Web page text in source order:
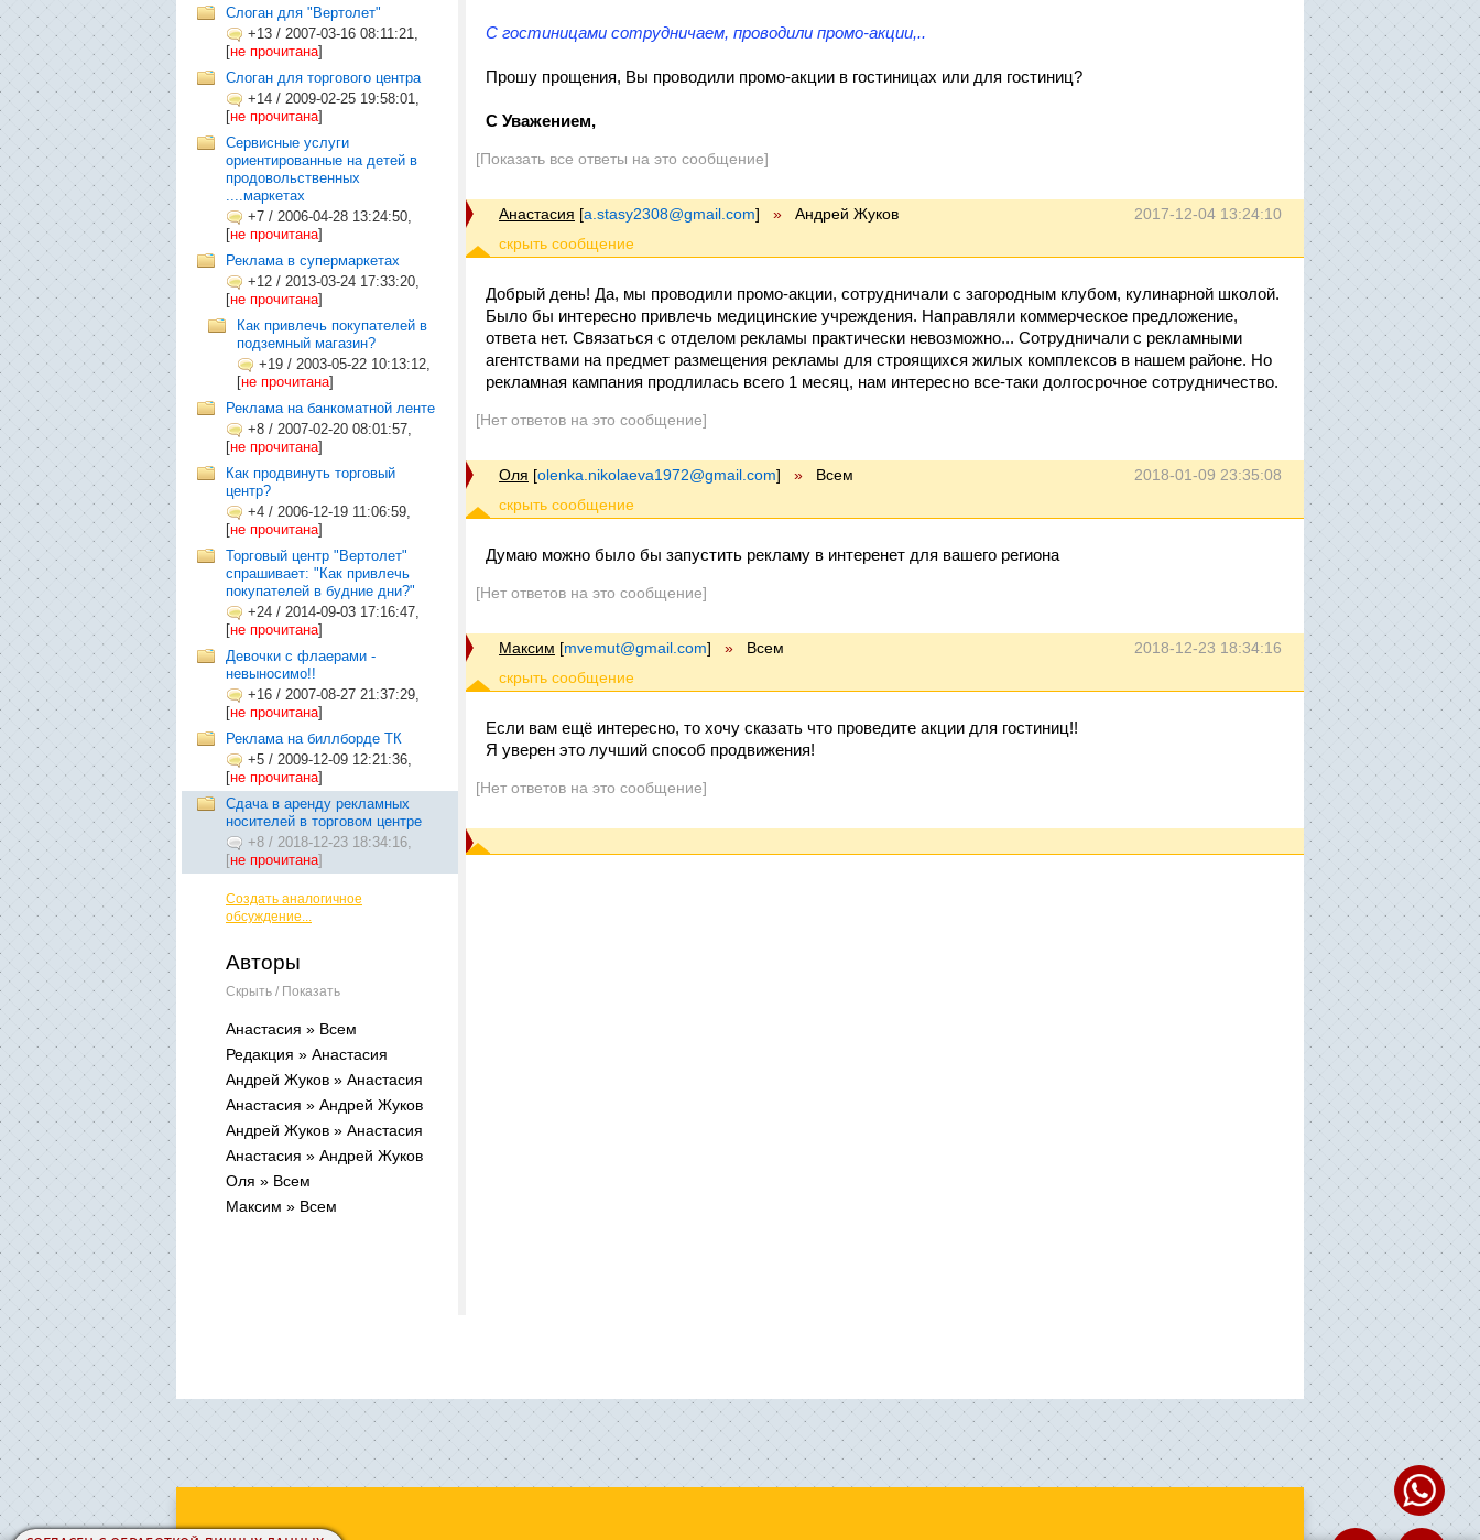
Слоган для "Вертолет"
+13 / 2007-03-16 08:11:21,
[не прочитана]
Cлоган для торгового центра
+14 / 2009-02-25 19:58:01,
[не прочитана]
Сервисные услуги
ориентированные на детей в
продовольственных
....маркетах
+7 / 2006-04-28 13:24:50,
[не прочитана]
Реклама в супермаркетах
+12 / 2013-03-24 17:33:20,
[не прочитана]
Как привлечь покупателей в
подземный магазин?
+19 / 2003-05-22 10:13:12,
[не прочитана]
Реклама на банкоматной ленте
+8 / 2007-02-20 08:01:57,
[не прочитана]
Как продвинуть торговый
центр?
+4 / 2006-12-19 11:06:59,
[не прочитана]
Торговый центр "Вертолет"
спрашивает: "Как привлечь
покупателей в будние дни?"
+24 / 2014-09-03 17:16:47,
[не прочитана]
Девочки с флаерами -
невыносимо!!
+16 / 2007-08-27 21:37:29,
[не прочитана]
Реклама на биллборде ТК
+5 / 2009-12-09 12:21:36,
[не прочитана]
Сдача в аренду рекламных
носителей в торговом центре
+8 / 2018-12-23 18:34:16,
[не прочитана]
Создать аналогичное
обсуждение...
Авторы
Скрыть / Показать
Анастасия » Всем
Редакция » Анастасия
Андрей Жуков » Анастасия
Анастасия » Андрей Жуков
Андрей Жуков » Анастасия
Анастасия » Андрей Жуков
Оля » Всем
Максим » Всем
С гостиницами сотрудничаем, проводили промо-акции,..
Прошу прощения, Вы проводили промо-акции в гостиницах или для гостиниц?
С Уважением,
[Показать все ответы на это сообщение]
2017-12-04 13:24:10
Анастасия [a.stasy2308@gmail.com] » Андрей Жуков
Добрый день! Да, мы проводили промо-акции, сотрудничали с загородным клубом, кулинарной школой.
Было бы интересно привлечь медицинские учреждения. Направляли коммерческое предложение,
ответа нет. Связаться с отделом рекламы практически невозможно... Сотрудничали с рекламными
агентствами на предмет размещения рекламы для строящихся жилых комплексов в нашем районе. Но
рекламная кампания продлилась всего 1 месяц, нам интересно все-таки долгосрочное сотрудничество.
[Нет ответов на это сообщение]
2018-01-09 23:35:08
Оля [olenka.nikolaeva1972@gmail.com] » Всем
Думаю можно было бы запустить рекламу в интеренет для вашего региона
[Нет ответов на это сообщение]
2018-12-23 18:34:16
Максим [mvemut@gmail.com] » Всем
Если вам ещё интересно, то хочу сказать что проведите акции для гостиниц!!
Я уверен это лучший способ продвижения!
[Нет ответов на это сообщение]